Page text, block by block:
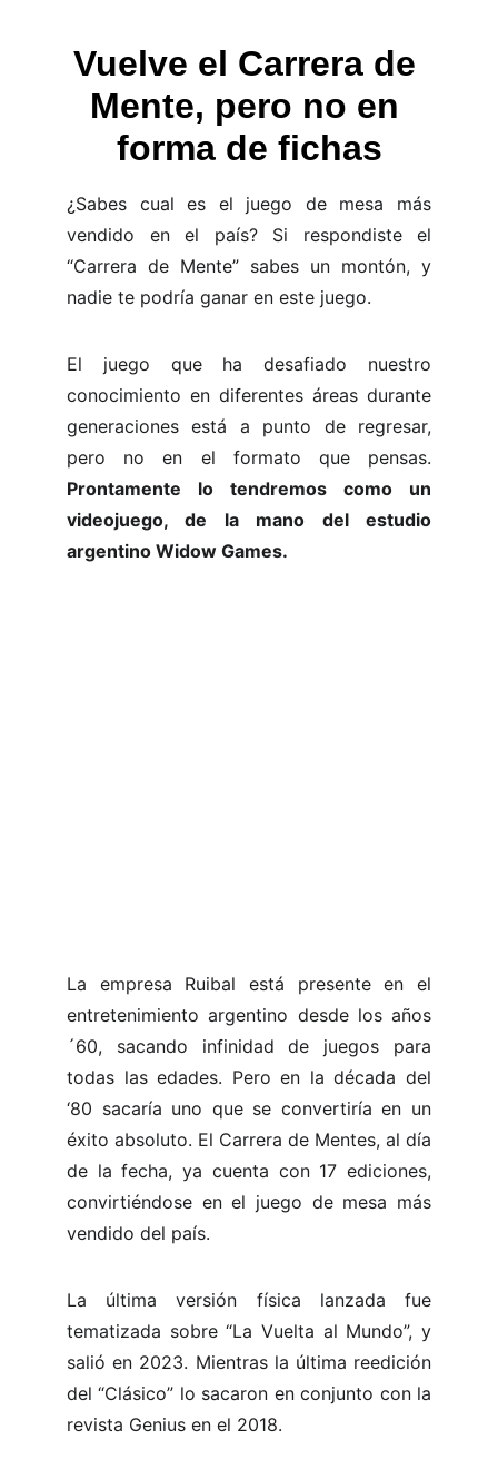
Vuelve el Carrera de
Mente, pero no en
forma de fichas
¿Sabes cual es el juego de mesa más
vendido en el país? Si respondiste el
“Carrera de Mente” sabes un montón, y
nadie te podría ganar en este juego.
El juego que ha desafiado nuestro
conocimiento en diferentes áreas durante
generaciones está a punto de regresar,
pero no en el formato que pensas.
Prontamente lo tendremos como un
videojuego, de la mano del estudio
argentino Widow Games.
La empresa Ruibal está presente en el
entretenimiento argentino desde los años
´60, sacando infinidad de juegos para
todas las edades. Pero en la década del
‘80 sacaría uno que se convertiría en un
éxito absoluto. El Carrera de Mentes, al día
de la fecha, ya cuenta con 17 ediciones,
convirtiéndose en el juego de mesa más
vendido del país.
La última versión física lanzada fue
tematizada sobre “La Vuelta al Mundo”, y
salió en 2023. Mientras la última reedición
del “Clásico” lo sacaron en conjunto con la
revista Genius en el 2018.